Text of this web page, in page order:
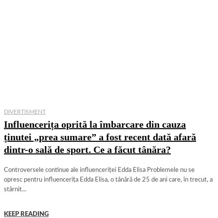
DIVERTISMENT
Influencerița oprită la îmbarcare din cauza
ținutei „prea sumare” a fost recent dată afară
dintr-o sală de sport. Ce a făcut tânăra?
Controversele continue ale influenceriței Edda Elisa Problemele nu se
opresc pentru influencerița Edda Elisa, o tânără de 25 de ani care, în trecut, a
stârnit...
KEEP READING